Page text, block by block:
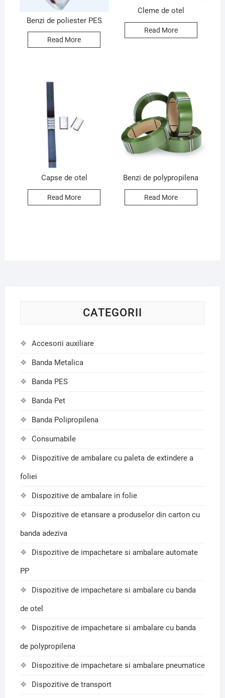
Benzi de poliester PES
Read More
Cleme de otel
Read More
Capse de otel
Read More
Benzi de polypropilena
Read More
CATEGORII
Accesorii auxiliare
Banda Metalica
Banda PES
Banda Pet
Banda Polipropilena
Consumabile
Dispozitive de ambalare cu paleta de extindere a
foliei
Dispozitive de ambalare in folie
Dispozitive de etansare a produselor din carton cu
banda adeziva
Dispozitive de impachetare si ambalare automate
PP
Dispozitive de impachetare si ambalare cu banda
de otel
Dispozitive de impachetare si ambalare cu banda
de polypropilena
Dispozitive de impachetare si ambalare pneumatice
Dispozitive de transport